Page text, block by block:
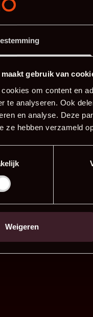
gebruik van
om content en
te analyseren. Ook
en analyse. Deze
ze hebben verzameld
Weigeren